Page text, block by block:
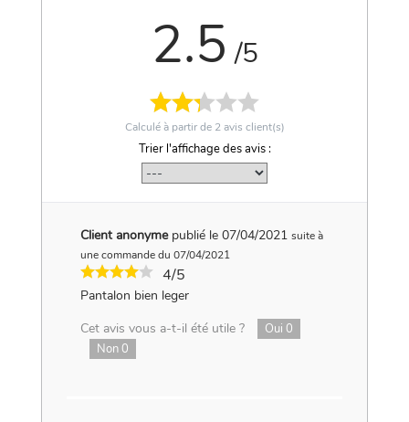
2.5 /5
Calculé à partir de 2avis client(s)
Trier l'affichage des avis :
Client anonyme publié le 07/04/2021 suite à
une commande du 07/04/2021
4/5
Pantalon bien leger
Cet avis vous a-t-il été utile ?
Oui 0
Non0